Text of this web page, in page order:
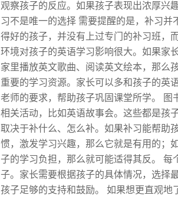
观察孩子的反应。如果孩子表现出浓厚兴
习不是唯一的选择 需要提醒的是，补习
得好的孩子，并没有上过专门的补习班，
环境对孩子的英语学习影响很大。如果家
家里播放英文歌曲、阅读英文绘本，那么
重要的学习资源。家长可以多和孩子的英
老师的要求，帮助孩子巩固课堂所学。
相关活动，比如英语故事会。这些都是孩
取决于补什么、怎么补。如果补习能帮助
惯，激发学习兴趣，那么它就是有用的；
子的学习负担，那么就可能适得其反。
子。家长需要根据孩子的具体情况，选择
孩子足够的支持和鼓励。 如果想更直观